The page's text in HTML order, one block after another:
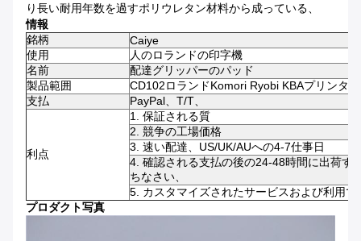
り長い耐用年数を過すポリウレタン材料から成っている、
情報
銘柄
Caiye
使用
人のロランドの印字機
名前
配達グリッパーのパッド
製品範囲
CD102ロランドKomori Ryobi KBAプリンタ
支払
PayPal、T/T、
利点
1. 保証される質
2. 競争の工場価格
3. 速い配達、US/UK/AUへの4-7仕事日
4. 確認される支払の後の24-48時間に出荷す
ちなさい、
5. カスタマイズされたサービスおよび利用
プロダクト写真